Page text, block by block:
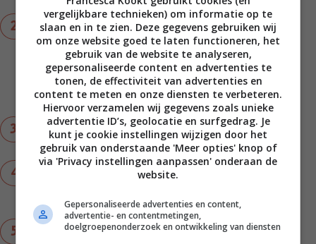
Verhit een grillpan en gril daarin de plakken
aubergine tot ze zacht zijn en bruine streepjes
krijgen. Circa 3 - 4 minuten per kant. Verhit
ondertussen een koekenpan en bak daarin de
balletjes falafel in 1 el bakolijfolie tot ze bruin
zijn. Deze hebben circa 6 - 8 minuten nodig.
Klop een dressing van 4 el olijfolie extra vergine
, yoghurt, uitgeperste knoflook, peper en zout.
Meng de sla en zongedroogde tomaat in een
en dressing over.
Garneer met kiemgroenten of platte peterselie
vergelijkbare technieken) om informatie op te
slaan en in te zien. Deze gegevens gebruiken wij
om onze website goed te laten functioneren, het
gebruik van de website te analyseren,
gepersonaliseerde content en advertenties te
tonen, de effectiviteit van advertenties en
content te meten en onze diensten te verbeteren.
Hiervoor verzamelen wij gegevens zoals unieke
advertentie ID’s, geolocatie en surfgedrag. Je
kunt je cookie instellingen wijzigen door het
gebruik van onderstaande 'Meer opties' knop of
via 'Privacy instellingen aanpassen' onderaan de
website.
Gepersonaliseerde advertenties en content,
advertentie- en contentmetingen,
doelgroepenonderzoek en ontwikkeling van diensten